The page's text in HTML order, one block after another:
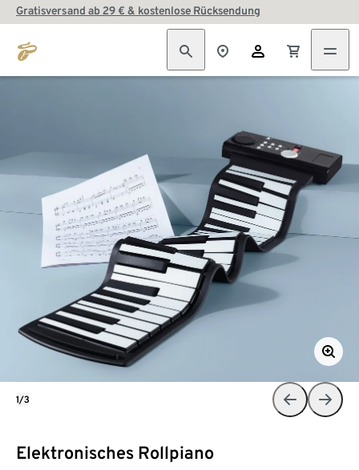
Gratisversand ab 29 € & kostenlose Rücksendung
Elektronisches Rollpiano
1/3